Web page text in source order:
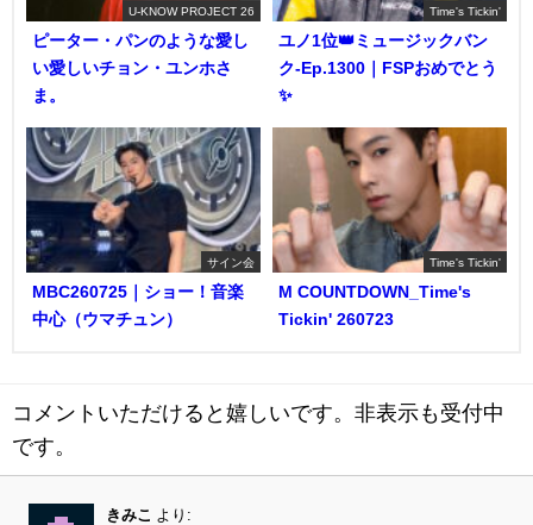
U-KNOW PROJECT 26
ピーター・パンのような愛し
い愛しいチョン・ユンホさ
ま。
Time's Tickin'
ユノ1位👑ミュージックバン
ク-Ep.1300｜FSPおめでとう
✨️
サイン会
MBC260725｜ショー！音楽
中心（ウマチュン）
Time's Tickin'
M COUNTDOWN_Time's
Tickin' 260723
コメントいただけると嬉しいです。非表示も受付中
です。
きみこ
より: